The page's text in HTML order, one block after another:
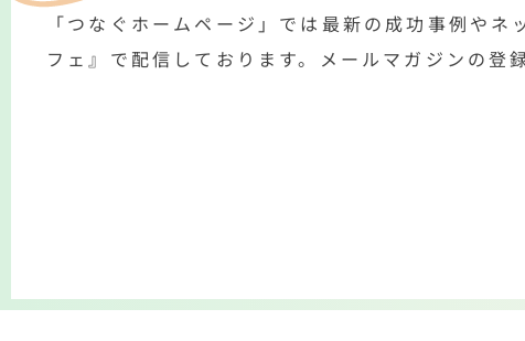
「つなぐホームページ」では最新の成功事例や
フェ』で配信しております。メールマガジンの登